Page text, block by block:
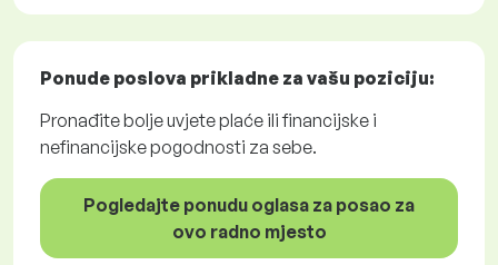
Ponude poslova prikladne za vašu poziciju:
Pronađite bolje uvjete plaće ili financijske i
nefinancijske pogodnosti za sebe.
Pogledajte ponudu oglasa za posao za
ovo radno mjesto